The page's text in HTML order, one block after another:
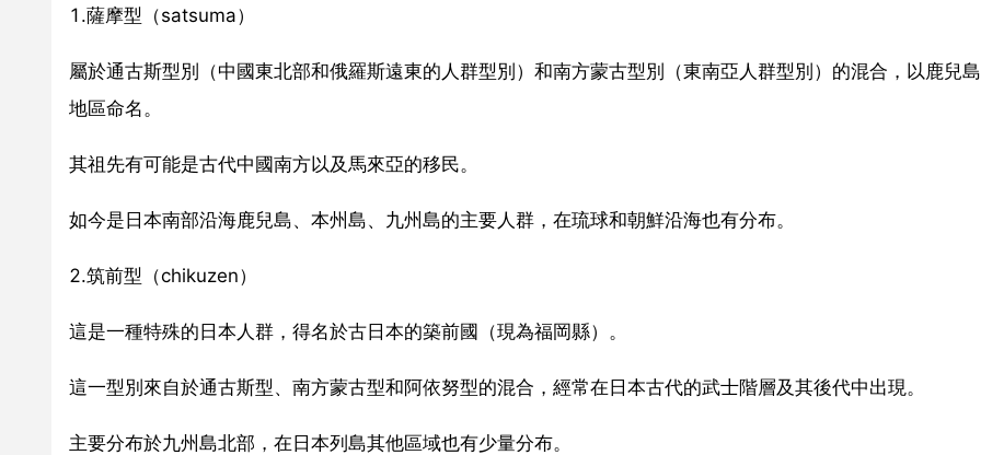
1.薩摩型（satsuma）
屬於通古斯型別（中國東北部和俄羅斯遠東的人群型別）和南方蒙古型別（東南亞人群型別）的混合，以鹿兒
地區命名。
其祖先有可能是古代中國南方以及馬來亞的移民。
如今是日本南部沿海鹿兒島、本州島、九州島的主要人群，在琉球和朝鮮沿海也有分布。
2.筑前型（chikuzen）
這是一種特殊的日本人群，得名於古日本的築前國（現為福岡縣）。
這一型別來自於通古斯型、南方蒙古型和阿依努型的混合，經常在日本古代的武士階層及其後代中出現。
主要分布於九州島北部，在日本列島其他區域也有少量分布。